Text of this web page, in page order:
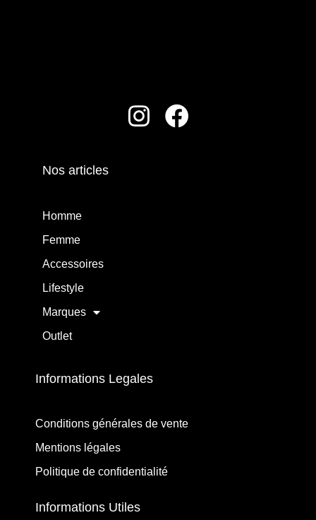
Nos articles
Homme
Femme
Accessoires
Lifestyle
Marques
Outlet
Informations Legales
Conditions générales de vente
Mentions légales
Politique de confidentialité
Informations Utiles